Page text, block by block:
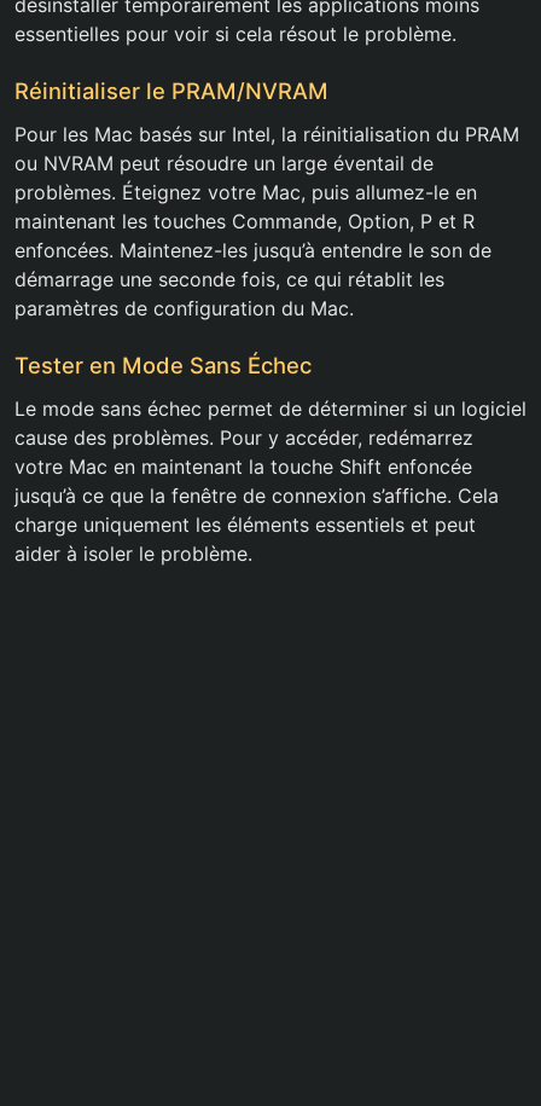
désinstaller temporairement les applications moins
essentielles pour voir si cela résout le problème.
Réinitialiser le PRAM/NVRAM
Pour les Mac basés sur Intel, la réinitialisation du PRAM
ou NVRAM peut résoudre un large éventail de
problèmes. Éteignez votre Mac, puis allumez-le en
maintenant les touches Commande, Option, P et R
enfoncées. Maintenez-les jusqu’à entendre le son de
démarrage une seconde fois, ce qui rétablit les
paramètres de configuration du Mac.
Tester en Mode Sans Échec
Le mode sans échec permet de déterminer si un logiciel
cause des problèmes. Pour y accéder, redémarrez
votre Mac en maintenant la touche Shift enfoncée
jusqu’à ce que la fenêtre de connexion s’affiche. Cela
charge uniquement les éléments essentiels et peut
aider à isoler le problème.